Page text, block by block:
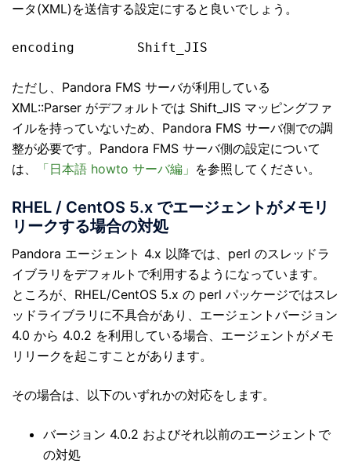
ータ(XML)を送信する設定にすると良いでしょう。
ただし、Pandora FMS サーバが利用している
XML::Parser がデフォルトでは Shift_JIS マッピングファ
イルを持っていないため、Pandora FMS サーバ側での調
整が必要です。Pandora FMS サーバ側の設定について
は、
「日本語 howto サーバ編」 を参照してください。
RHEL / CentOS 5.x でエージェントがメモリ
リークする場合の対処
Pandora エージェント 4.x 以降では、perl のスレッドラ
イブラリをデフォルトで利用するようになっています。
ところが、RHEL/CentOS 5.x の perl パッケージではスレ
ッドライブラリに不具合があり、エージェントバージョン
4.0 から 4.0.2 を利用している場合、エージェントがメモ
リリークを起こすことがあります。
その場合は、以下のいずれかの対応をします。
バージョン 4.0.2 およびそれ以前のエージェントで
の対処